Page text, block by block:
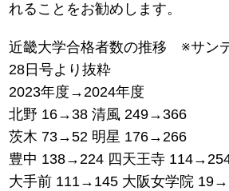
れることをお勧めします。
近畿大学合格者数の推移 ※サン
28日号より抜粋
2023年度→2024年度
北野 16→38 清風 249→366
茨木 73→52 明星 176→266
豊中 138→224 四天王寺
大手前 111→145 大阪女学院